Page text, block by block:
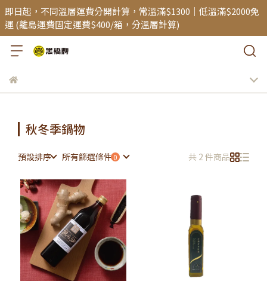
即日起，不同溫層運費分開計算，常溫滿$1300｜低溫滿$2000免
運 (離島運費固定運費$400/箱，分溫層計算)
秋冬季鍋物
預設排序 所有篩選條件 共 2 件商品